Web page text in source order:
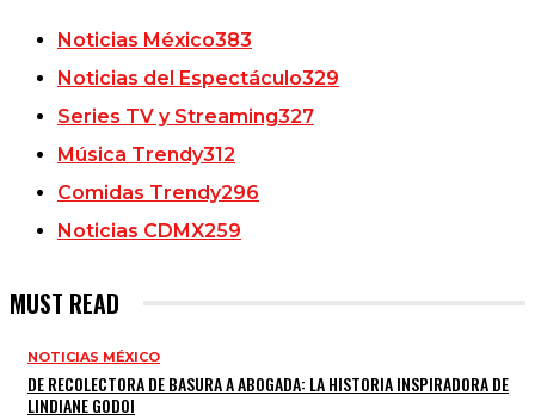
Noticias México383
Noticias del Espectáculo329
Series TV y Streaming327
Música Trendy312
Comidas Trendy296
Noticias CDMX259
MUST READ
NOTICIAS MÉXICO
DE RECOLECTORA DE BASURA A ABOGADA: LA HISTORIA INSPIRADORA DE
LINDIANE GODOI